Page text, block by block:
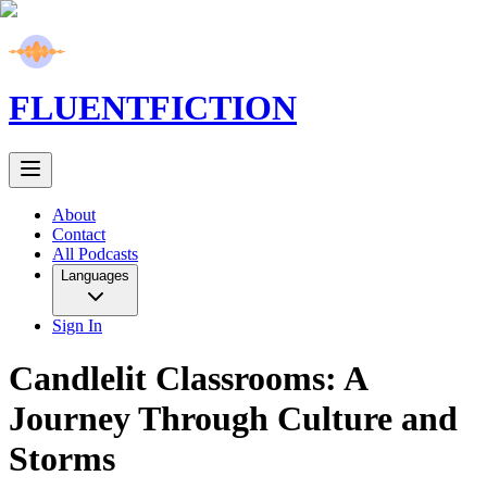
FLUENTFICTION
About
Contact
All Podcasts
Languages
Sign In
Candlelit Classrooms: A
Journey Through Culture and
Storms